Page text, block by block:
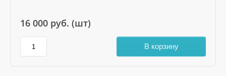
16 000 руб. (шт)
В корзину